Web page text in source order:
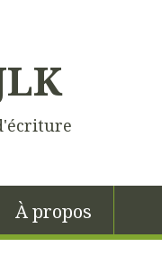
À propos